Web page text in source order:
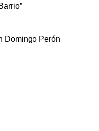
Domingo Perón